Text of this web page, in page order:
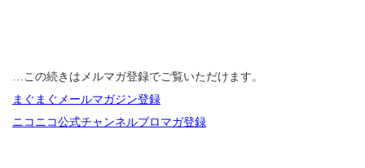
…この続きはメルマガ登録でご覧いただけます。
まぐまぐメールマガジン登録
ニコニコ公式チャンネルブロマガ登録